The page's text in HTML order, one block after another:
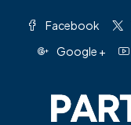
Facebook
Google +